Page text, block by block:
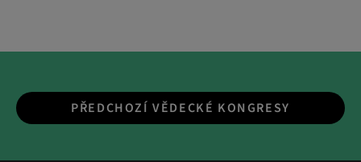
PŘEDCHOZÍ VĚDECKÉ KONGRESY